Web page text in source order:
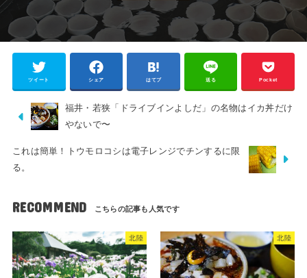
ツイート シェア はてブ 送る Pocket
福井・若狭「ドライブインよしだ」の名物はイカ丼だけ
やないで〜
これは簡単！トウモロコシは電子レンジでチンするに限
る。
RECOMMEND
北陸 北陸